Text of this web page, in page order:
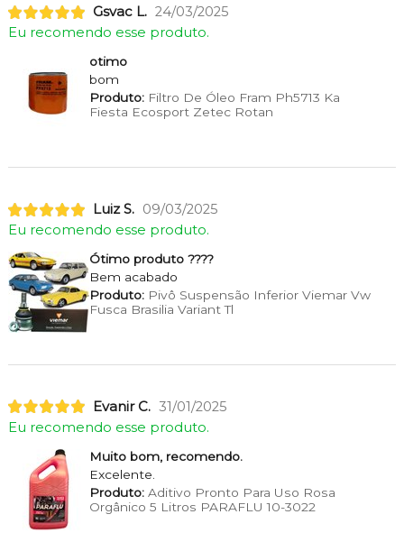
Gsvac L. 24/03/2025
Eu recomendo esse produto.
otimo
bom
Produto:Filtro De Óleo Fram Ph5713 Ka
Fiesta Ecosport Zetec Rotan
Luiz S. 09/03/2025
Eu recomendo esse produto.
Ótimo produto ????
Bem acabado
Produto:Pivô Suspensão Inferior Viemar Vw
Fusca Brasilia Variant Tl
Evanir C. 31/01/2025
Eu recomendo esse produto.
Muito bom, recomendo.
Excelente.
Produto:Aditivo Pronto Para Uso Rosa
Orgânico 5 Litros PARAFLU 10-3022